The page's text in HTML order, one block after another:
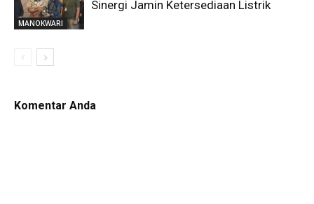
MANOKWARI
Sinergi Jamin Ketersediaan Listrik
Komentar Anda